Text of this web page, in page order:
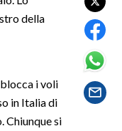
della
i voli
in Italia di
Chiunque si